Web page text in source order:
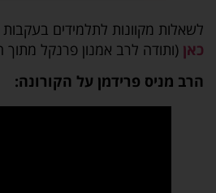
לשאלות מקוונות לתלמידים
כאן (ותודה לרב אמנון פרנקל
הרב מניס פרידמן על הקורונה: